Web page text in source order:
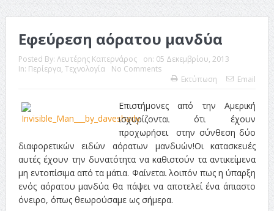
Σχεδιασμός που «Μιλάει» Χωρίς Λέξεις
Σπιρτόκουτο: η απόλυτη αντισυμβατική καλοκαιρινή
ταινία
Το νουάρ στον ελληνικό κινηματογράφο
Η Φροντίδα Έχει Πολλές Μορφές: Κι Όλες Σε Αφορούν
Τρία Βήματα Μπροστά για Σένα και την Επιχείρησή σου
Όψεις και Απόψεις
Αξίζει άραγε?
Εφεύρεση αόρατου μανδύα
Posted By: Λευτέρης Καπερνάρος on: 05 Δεκεμβρίου, 2013
In: Περίεργα, Τεχνολογία
No Comments
Εκτύπωση
Email
Επιστήμονες από την Αμερική
ισχυρίζονται ότι έχουν
προχωρήσει στην σύνθεση δύο
διαφορετικών ειδών αόρατων μανδυών!Οι κατασκευές
αυτές έχουν την δυνατότητα να καθιστούν τα αντικείμενα
μη εντοπίσιμα από τα μάτια. Φαίνεται λοιπόν πως η ύπαρξη
ενός αόρατου μανδύα θα πάψει να αποτελεί ένα άπιαστο
όνειρο, όπως θεωρούσαμε ως σήμερα.